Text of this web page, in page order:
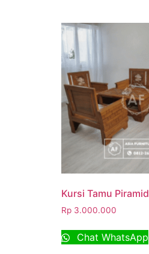
Kursi Tamu Piramid
Rp 3.000.000
Chat WhatsApp